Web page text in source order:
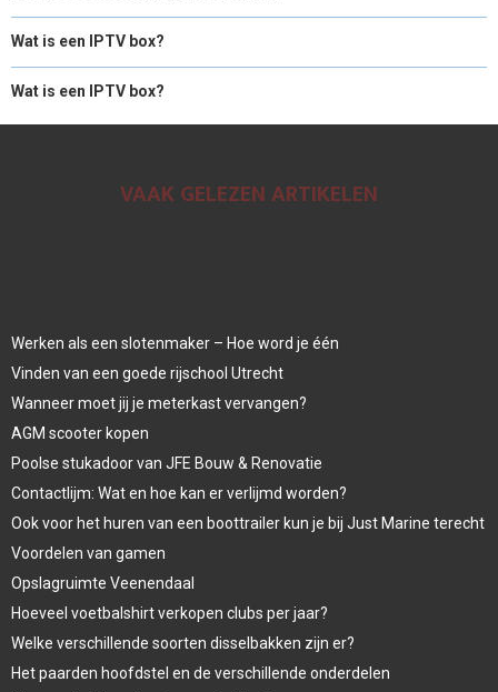
Wat is een IPTV box?
Wat is een IPTV box?
VAAK GELEZEN ARTIKELEN
Werken als een slotenmaker – Hoe word je één
Vinden van een goede rijschool Utrecht
Wanneer moet jij je meterkast vervangen?
AGM scooter kopen
Poolse stukadoor van JFE Bouw & Renovatie
Contactlijm: Wat en hoe kan er verlijmd worden?
Ook voor het huren van een boottrailer kun je bij Just Marine terecht
Voordelen van gamen
Opslagruimte Veenendaal
Hoeveel voetbalshirt verkopen clubs per jaar?
Welke verschillende soorten disselbakken zijn er?
Het paarden hoofdstel en de verschillende onderdelen